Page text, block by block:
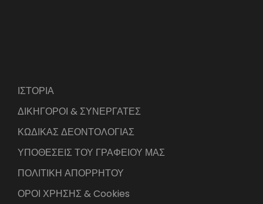
ΙΣΤΟΡΙΑ
ΔΙΚΗΓΟΡΟΙ & ΣΥΝΕΡΓΑΤΕΣ
ΚΩΔΙΚΑΣ ΔΕΟΝΤΟΛΟΓΙΑΣ
ΥΠΟΘΕΣΕΙΣ ΤΟΥ ΓΡΑΦΕΙΟΥ ΜΑΣ
ΠΟΛΙΤΙΚΗ ΑΠΟΡΡΗΤΟΥ
ΟΡΟΙ ΧΡΗΣΗΣ & Cookies